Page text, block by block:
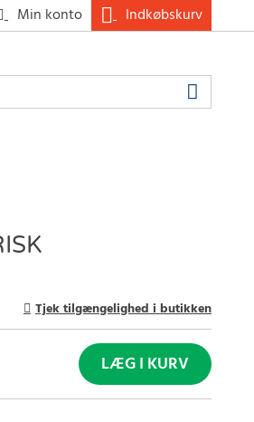
Indkøbskurv
Min konto
Tjek tilgængelighed i butikken
LÆG I KURV